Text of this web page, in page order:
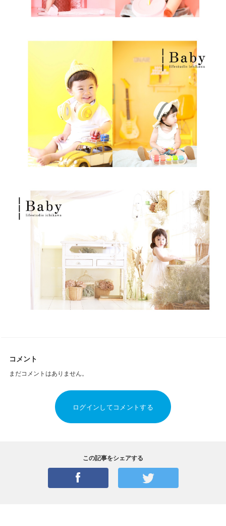
コメント
まだコメントはありません。
ログインしてコメントする
この記事をシェアする